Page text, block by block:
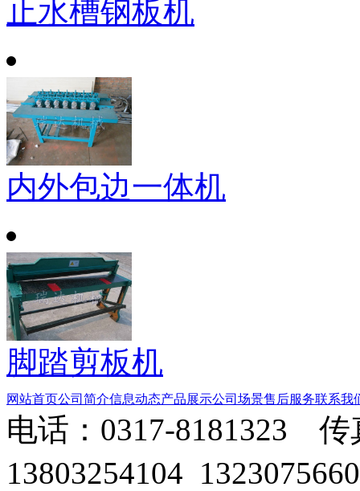
止水槽钢板机
内外包边一体机
脚踏剪板机
网站首页公司简介信息动态产品展示公司场景售后服务联系我
电话：0317-8181323
13803254104